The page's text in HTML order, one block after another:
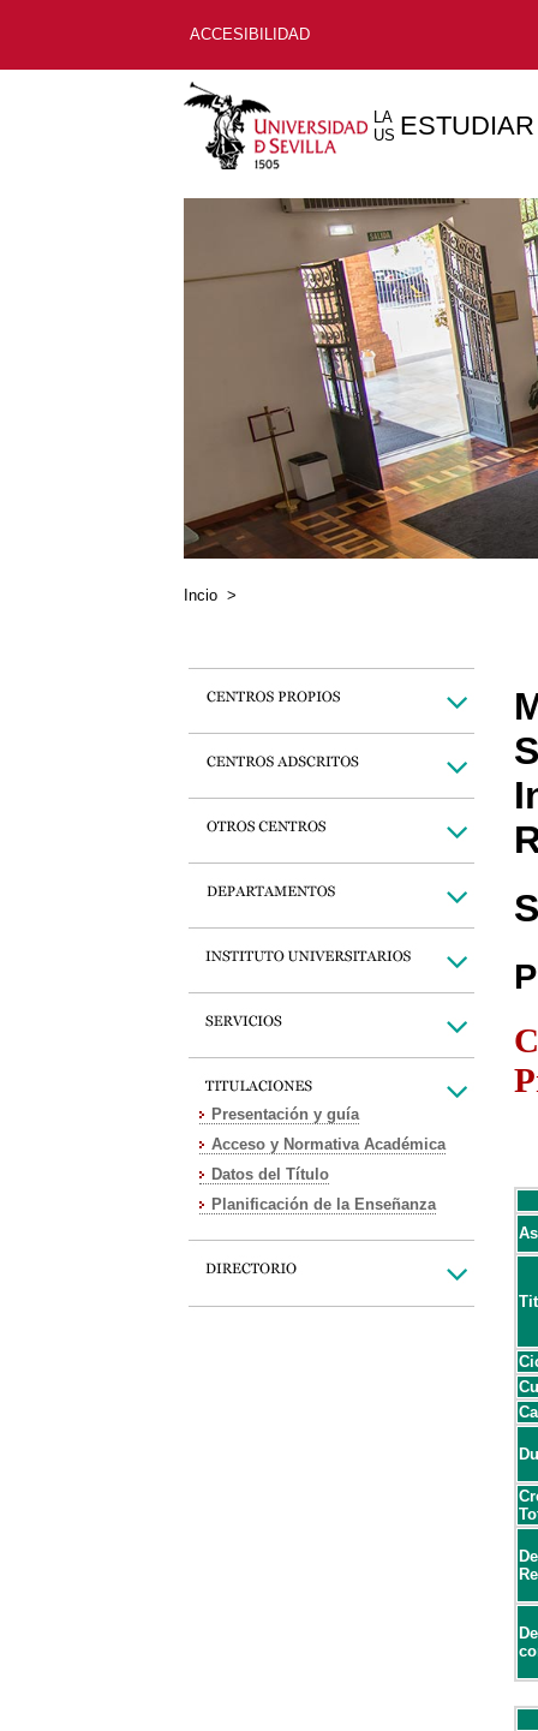
ACCESIBILIDAD
LA
US ESTUDIAR
Incio >
Presentación y guía
Acceso y Normativa Académica
Datos del Título
Planificación de la Enseñanza